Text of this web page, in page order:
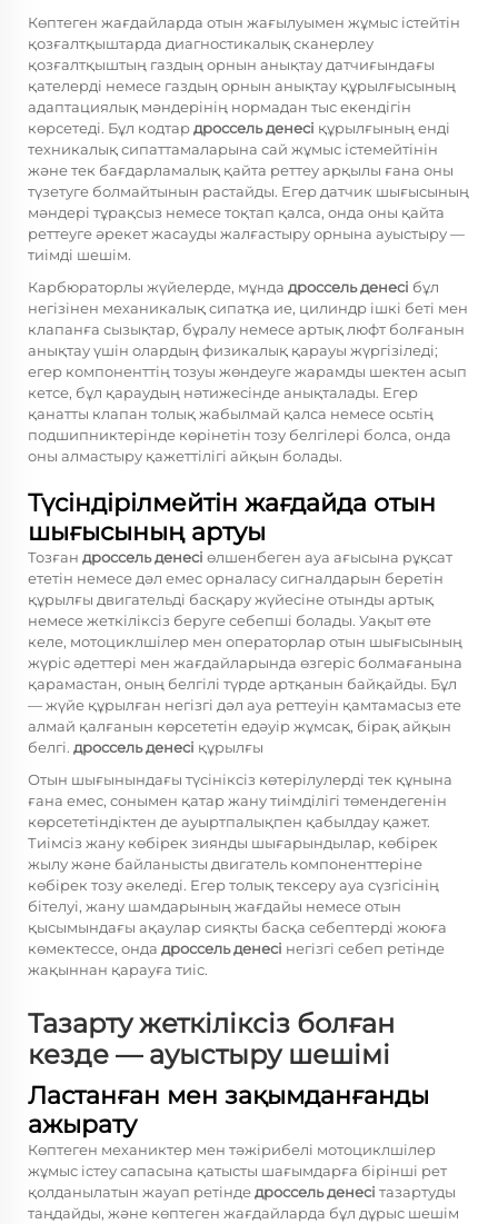
Көптеген жағдайларда отын жағылуымен жұмыс істейтін
қозғалтқыштарда диагностикалық сканерлеу
қозғалтқыштың газдың орнын анықтау датчиғындағы
қателерді немесе газдың орнын анықтау құрылғысының
адаптациялық мәндерінің нормадан тыс екендігін
көрсетеді. Бұл кодтардроссель денесі құрылғының енді
техникалық сипаттамаларына сай жұмыс істемейтінін
және тек бағдарламалық қайта реттеу арқылы ғана оны
түзетуге болмайтынын растайды. Егер датчик шығысының
мәндері тұрақсыз немесе тоқтап қалса, онда оны қайта
реттеуге әрекет жасауды жалғастыру орнына ауыстыру —
тиімді шешім.
Карбюраторлы жүйелерде, мұнда дроссель денесі бұл
негізінен механикалық сипатқа ие, цилиндр ішкі беті мен
клапанға сызықтар, бұралу немесе артық люфт болғанын
анықтау үшін олардың физикалық қарауы жүргізіледі;
егер компоненттің тозуы жөндеуге жарамды шектен асып
кетсе, бұл қараудың нәтижесінде анықталады. Егер
қанатты клапан толық жабылмай қалса немесе осьтің
подшипниктерінде көрінетін тозу белгілері болса, онда
оны алмастыру қажеттілігі айқын болады.
Түсіндірілмейтін жағдайда отын
шығысының артуы
Тозған дроссель денесі өлшенбеген ауа ағысына рұқсат
ететін немесе дәл емес орналасу сигналдарын беретін
құрылғы двигательді басқару жүйесіне отынды артық
немесе жеткіліксіз беруге себепші болады. Уақыт өте
келе, мотоциклшілер мен операторлар отын шығысының
жүріс әдеттері мен жағдайларында өзгеріс болмағанына
қарамастан, оның белгілі түрде артқанын байқайды. Бұл
— жүйе құрылған негізгі дәл ауа реттеуін қамтамасыз ете
алмай қалғанын көрсететін едәуір жұмсақ, бірақ айқын
белгі. дроссель денесі құрылғы
Отын шығынындағы түсініксіз көтерілулерді тек құнына
ғана емес, сонымен қатар жану тиімділігі төмендегенін
көрсететіндіктен де ауыртпалықпен қабылдау қажет.
Тиімсіз жану көбірек зиянды шығарындылар, көбірек
жылу және байланысты двигатель компоненттеріне
көбірек тозу әкеледі. Егер толық тексеру ауа сүзгісінің
бітелуі, жану шамдарының жағдайы немесе отын
қысымындағы ақаулар сияқты басқа себептерді жоюға
көмектессе, онда дроссель денесі негізгі себеп ретінде
жақыннан қарауға тиіс.
Тазарту жеткіліксіз болған
кезде — ауыстыру шешімі
Ластанған мен зақымданғанды
ажырату
Көптеген механиктер мен тәжірибелі мотоциклшілер
жұмыс істеу сапасына қатысты шағымдарға бірінші рет
қолданылатын жауап ретіндедроссель денесі тазартуды
таңдайды, және көптеген жағдайларда бұл дұрыс шешім